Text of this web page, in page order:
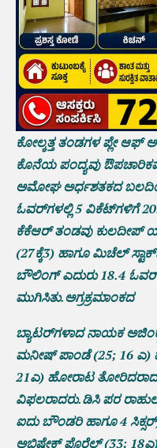
ಕೋಲ್ಕತ್ತ ತಂಡಗಳ ಪ್ಲೇ ಆಫ್‌
ಕೊನೆಯ ಪಂದ್ಯವು
ಅಮೋಘ ಅರ್ಧಶತಕದ ಬಲದಿಂದ
ಓವರ್‌ಗಳಲ್ಲಿ 5 ವಿಕೆಟ್‌ಗಳಿಗೆ
ಕೆಕೆಆರ್‌ ತಂಡವು ಕುಲದೀಪ್‌
(27ಕ್ಕೆ3) ಹಾಗೂ ಮಿಚೆಲ್‌
ಬೌಲಿಂಗ್ ಎದುರು 18.4
ಮುಗಿಸಿತು.ಅಗ್ರಕ್ರಮಾಂಕದ
ಬ್ಯಾಟರ್‌ಗಳಾದ ನಾಯಕ
ಮನೀಷ್ ಪಾಂಡೆ (25; 16
21ಎ) ಹೋರಾಟ
ವಿಫಲರಾದರು.ಡಿಸಿ ಪರ
ಐದು ಬೌಂಡರಿ ಹಾಗೂ 4
ಅಭಿಷೇಕ್ ಪೊರೆಲ್ (33; 18ಎ)